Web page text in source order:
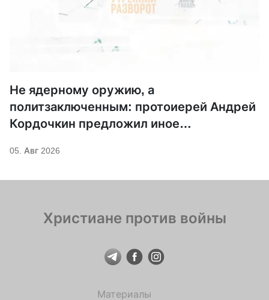
Не ядерному оружию, а
политзаключенным: протоиерей Андрей
Кордочкин предложил иное
Саровского
05. Авг 2026
Христиане против войны
Материалы